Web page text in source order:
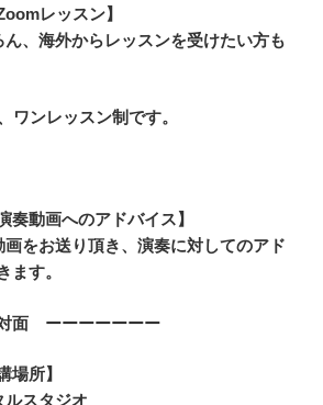
レッスン】
、海外からレッスンを受けたい方も
ワンレッスン制です。
奏動画へのアドバイス】
をお送り頂き、演奏に対してのアド
ます。
面 ーーーーーーー
場所】
スタジオ